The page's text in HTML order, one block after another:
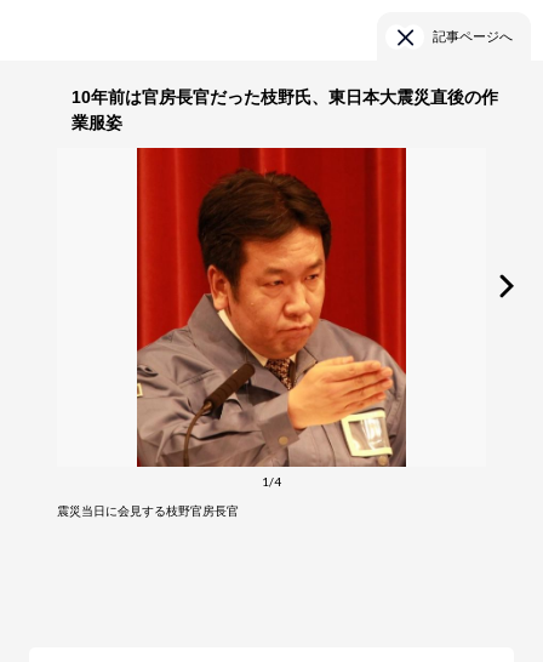
記事ページへ
10年前は官房長官だった枝野氏、東日本大震災直後の作
業服姿
1/4
震災当日に会見する枝野官房長官